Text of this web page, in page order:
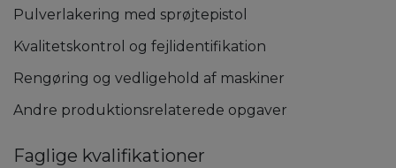
Pulverlakering med sprøjtepistol
Kvalitetskontrol og fejlidentifikation
Rengøring og vedligehold af maskiner
Andre produktionsrelaterede opgaver
Faglige kvalifikationer